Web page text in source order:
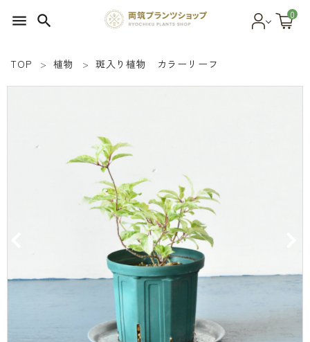
menu search 0
PLANT 植物
MATERIAL 資材
INFORMATIOM
TOP 植物 斑入り植物 カラーリーフ